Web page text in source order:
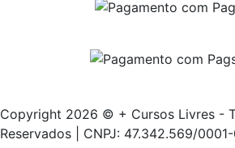
Copyright 2026 © + Cursos Livres -
Reservados | CNPJ: 47.342.569/